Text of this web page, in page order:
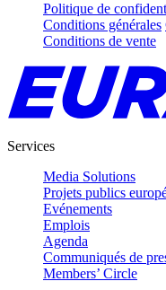
Politique de
Conditions générales
Conditions de vente
Services
Media Solutions
Projets publics
Evénements
Emplois
Agenda
Communiqués de
Members’ Circle